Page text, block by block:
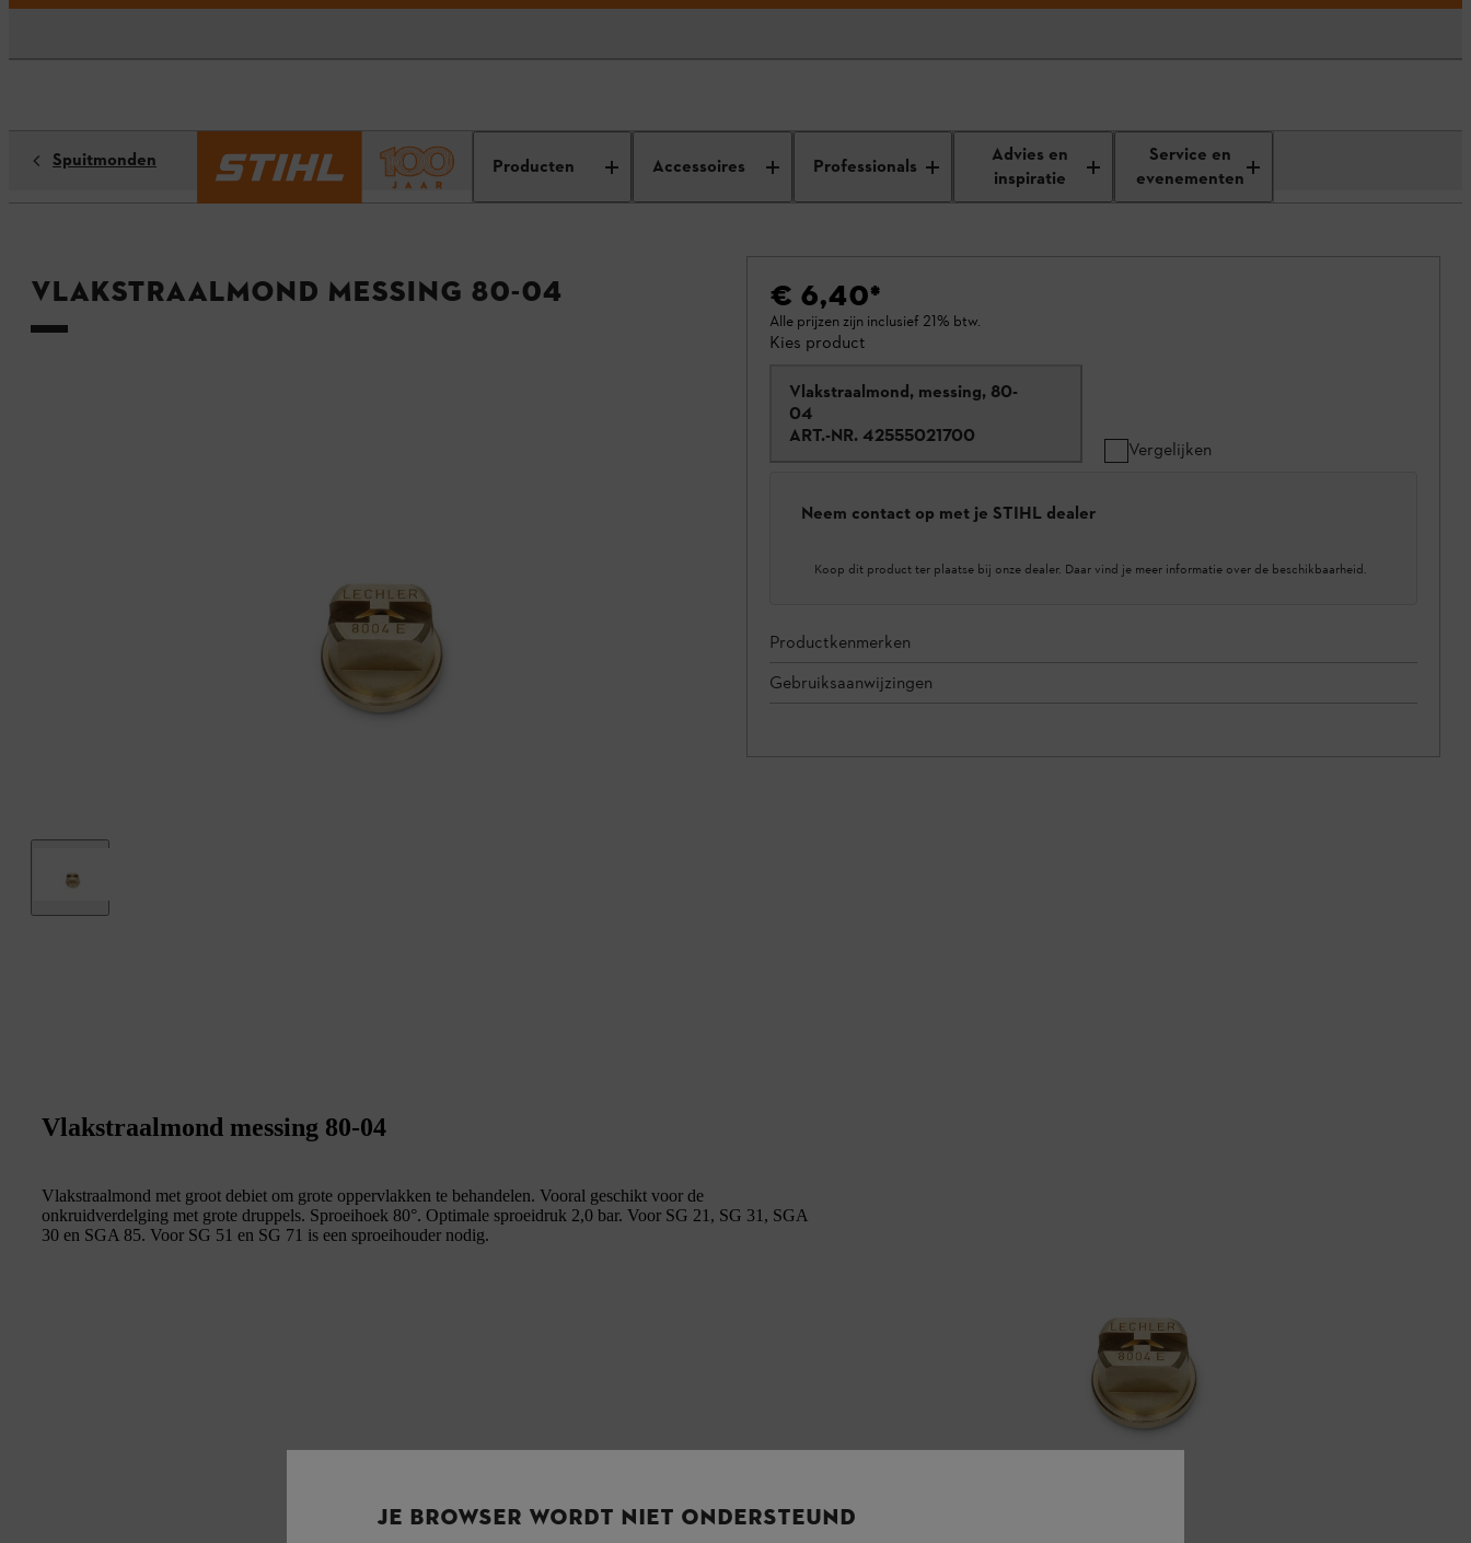
Producten Accessoires Professionals
Advies en
inspiratie
Service en
evenementen
Spuitmonden
Vlakstraalmond messing 80-04 € 6,40*
Alle prijzen zijn inclusief 21% btw.
Kies product
Vlakstraalmond, messing, 80-
04
ART.-NR. 42555021700
Vergelijken
Neem contact op met je STIHL dealer
Koop dit product ter plaatse bij onze dealer. Daar vind je meer informatie over de beschikbaarheid.
Productkenmerken
Gebruiksaanwijzingen
Vlakstraalmond messing 80-04
Vlakstraalmond met groot debiet om grote oppervlakken te behandelen. Vooral geschikt voor de
onkruidverdelging met grote druppels. Sproeihoek 80°. Optimale sproeidruk 2,0 bar. Voor SG 21, SG 31, SGA
30 en SGA 85. Voor SG 51 en SG 71 is een sproeihouder nodig.
JE BROWSER WORDT NIET ONDERSTEUND